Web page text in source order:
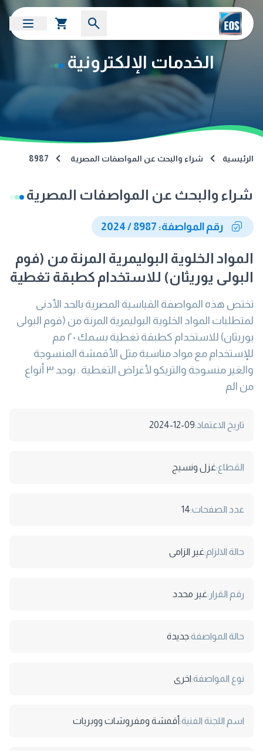
الخدمات الإلكترونية
الرئيسية شراء والبحث عن المواصفات المصرية 8987
شراء والبحث عن المواصفات المصرية
رقم المواصفة: 8987 / 2024
المواد الخلوية البوليمرية المرنة من (فوم
البولى يوريثان) للاستخدام كطبقة تغطية
تختص هذه المواصفة القياسية المصرية بالحد الأدنى
لمتطلبات المواد الخلوية البوليمرية المرنة من (فوم البولى
يوريثان) للاستخدام كطبقة تغطية بسمك ٢٠ مم
للإستخدام مع مواد مناسبة مثل الأقمشة المنسوجة
والغير منسوجة والتريكو لأغراض التغطية . يوجد ٣ أنواع
من الم
تاريخ الاعتماد:2024-12-09
القطاع:غزل ونسيج
عدد الصفحات:14
حالة الالزام:غير الزامى
رقم القرار:غير محدد
حالة المواصفة:جديدة
نوع المواصفة:اخرى
اسم اللجنة الفنية:أقمشة ومفروشات ووبريات